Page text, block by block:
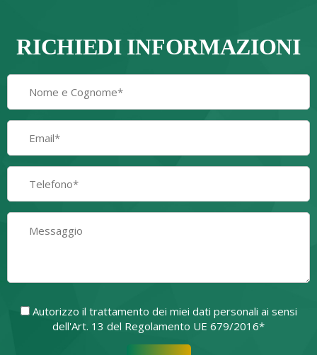
RICHIEDI INFORMAZIONI
Autorizzo il trattamento dei miei dati personali ai sensi
dell'Art. 13 del Regolamento UE 679/2016*